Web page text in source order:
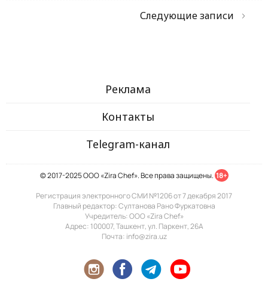
Следующие записи
Реклама
Контакты
Telegram-канал
© 2017-2025 ООО «Zira Chef». Все права защищены. 18+
Регистрация электронного СМИ №1206 от 7 декабря 2017
Главный редактор: Султанова Рано Фуркатовна
Учредитель: ООО «Zira Chef»
Адрес: 100007, Ташкент, ул. Паркент, 26А
Почта: info@zira.uz